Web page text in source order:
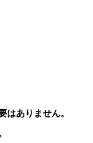
はありません。